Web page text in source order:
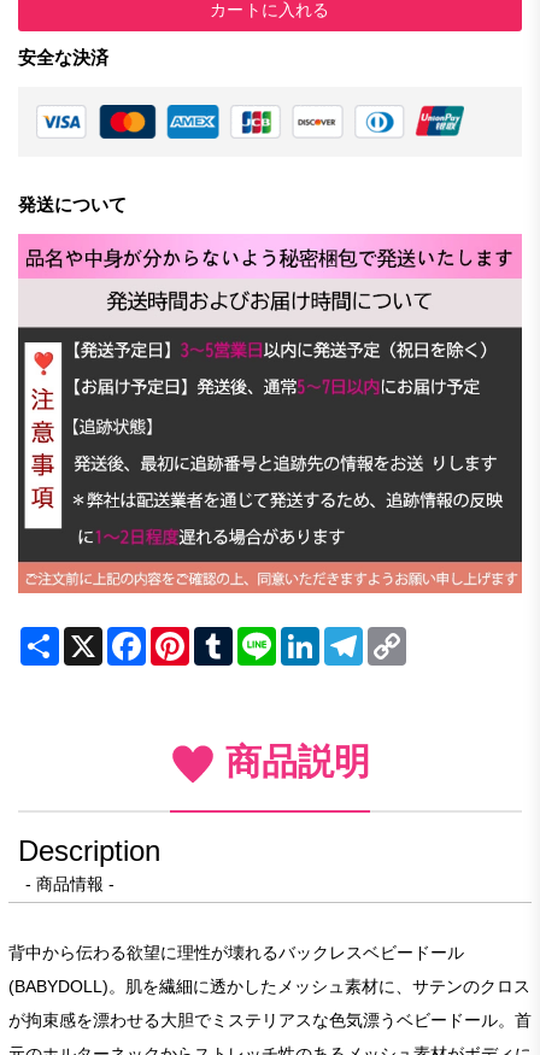
カートに入れる
安全な決済
発送について
Share X FacebookPinterestTumblrLine LinkedInTelegram
商品説明
Description
- 商品情報 -
背中から伝わる欲望に理性が壊れるバックレスベビードール
(BABYDOLL)。肌を繊細に透かしたメッシュ素材に、サテンのクロス
が拘束感を漂わせる大胆でミステリアスな色気漂うベビードール。首